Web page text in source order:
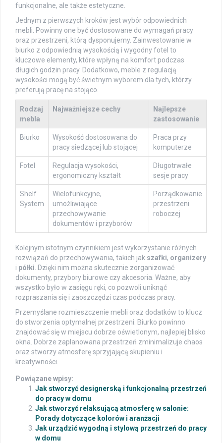
funkcjonalne, ale także estetyczne.
Jednym z pierwszych kroków jest wybór odpowiednich
mebli. Powinny one być dostosowane do wymagań pracy
oraz przestrzeni, którą dysponujemy. Zainwestowanie w
biurko z odpowiednią wysokością i wygodny fotel to
kluczowe elementy, które wpłyną na komfort podczas
długich godzin pracy. Dodatkowo, meble z regulacją
wysokości mogą być świetnym wyborem dla tych, którzy
preferują pracę na stojąco.
Rodzaj
mebla
Najważniejsze cechy
Najlepsze
zastosowanie
Biurko
Wysokość dostosowana do
pracy siedzącej lub stojącej
Praca przy
komputerze
Fotel
Regulacja wysokości,
ergonomiczny kształt
Długotrwałe
sesje pracy
Shelf
System
Wielofunkcyjne,
umożliwiające
przechowywanie
dokumentów i przyborów
Porządkowanie
przestrzeni
roboczej
Kolejnym istotnym czynnikiem jest wykorzystanie różnych
rozwiązań do przechowywania, takich jak szafki, organizery
i półki . Dzięki nim można skutecznie zorganizować
dokumenty, przybory biurowe czy akcesoria. Ważne, aby
wszystko było w zasięgu ręki, co pozwoli uniknąć
rozpraszania się i zaoszczędzi czas podczas pracy.
Przemyślane rozmieszczenie mebli oraz dodatków to klucz
do stworzenia optymalnej przestrzeni. Biurko powinno
znajdować się w miejscu dobrze oświetlonym, najlepiej blisko
okna. Dobrze zaplanowana przestrzeń zminimalizuje chaos
oraz stworzy atmosferę sprzyjającą skupieniu i
kreatywności.
Powiązane wpisy:
Jak stworzyć designerską i funkcjonalną przestrzeń
do pracy w domu
Jak stworzyć relaksującą atmosferę w salonie:
Porady dotyczące kolorów i aranżacji
Jak urządzić wygodną i stylową przestrzeń do pracy
w domu